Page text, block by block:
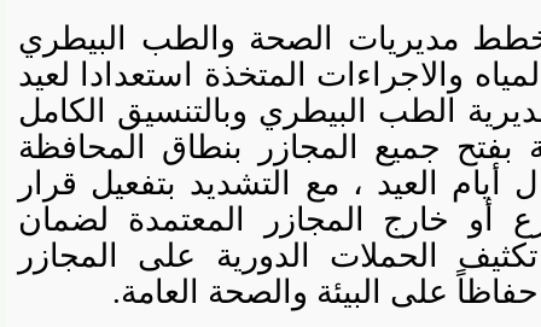
مديريات الصحة والطب البيطري
والاجراءات المتخذة استعدادا لعيد
الطب البيطري وبالتنسيق الكامل
جميع المجازر بنطاق المحافظة
العيد ، مع التشديد بتفعيل قرار
خارج المجازر المعتمدة لضمان
الحملات الدورية على المجازر
على البيئة والصحة العامة.